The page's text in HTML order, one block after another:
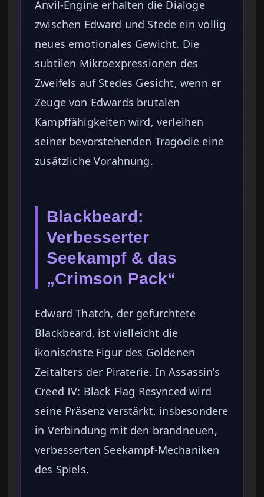
Anvil-Engine erhalten die Dialoge
zwischen Edward und Stede ein völlig
neues emotionales Gewicht. Die
subtilen Mikroexpressionen des
Zweifels auf Stedes Gesicht, wenn er
Zeuge von Edwards brutalen
Kampffähigkeiten wird, verleihen
seiner bevorstehenden Tragödie eine
zusätzliche Vorahnung.
Blackbeard:
Verbesserter
Seekampf & das
„Crimson Pack“
Edward Thatch, der gefürchtete
Blackbeard, ist vielleicht die
ikonischste Figur des Goldenen
Zeitalters der Piraterie. In Assassin’s
Creed IV: Black Flag Resynced wird
seine Präsenz verstärkt, insbesondere
in Verbindung mit den brandneuen,
verbesserten Seekampf-Mechaniken
des Spiels.